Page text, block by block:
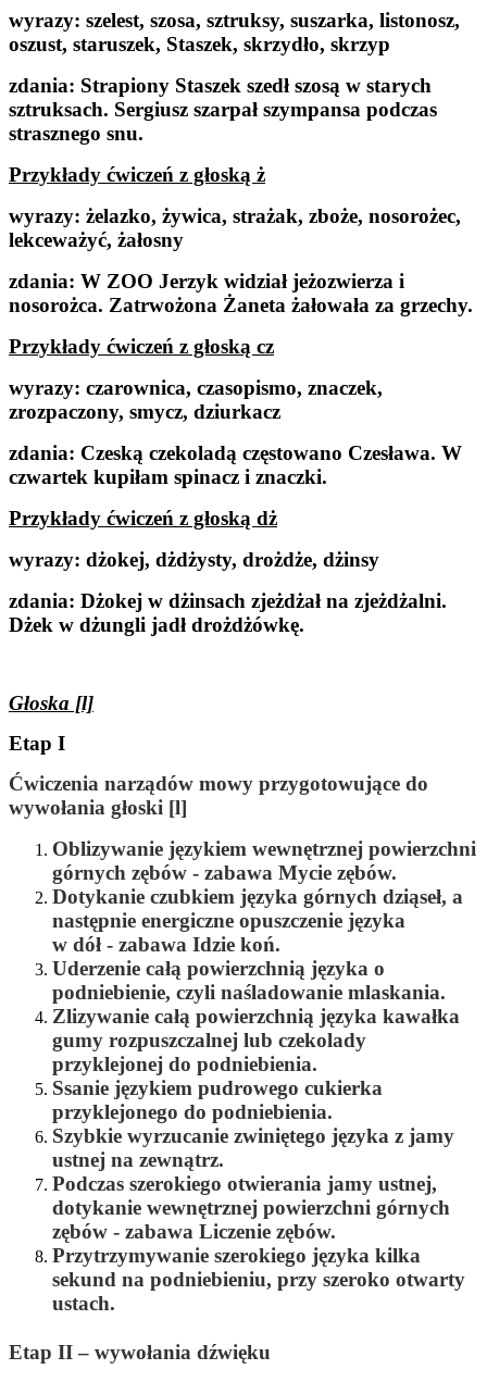
wyrazy: szelest, szosa, sztruksy, suszarka, listonosz,
oszust, staruszek, Staszek, skrzydło, skrzyp
zdania: Strapiony Staszek szedł szosą w starych
sztruksach. Sergiusz szarpał szympansa podczas
strasznego snu.
Przykłady ćwiczeń z głoską ż
wyrazy: żelazko, żywica, strażak, zboże, nosorożec,
lekceważyć, żałosny
zdania: W ZOO Jerzyk widział jeżozwierza i
nosorożca. Zatrwożona Żaneta żałowała za grzechy.
Przykłady ćwiczeń z głoską cz
wyrazy: czarownica, czasopismo, znaczek,
zrozpaczony, smycz, dziurkacz
zdania: Czeską czekoladą częstowano Czesława. W
czwartek kupiłam spinacz i znaczki.
Przykłady ćwiczeń z głoską dż
wyrazy: dżokej, dżdżysty, drożdże, dżinsy
zdania: Dżokej w dżinsach zjeżdżał na zjeżdżalni.
Dżek w dżungli jadł drożdżówkę.
Głoska [l]
Etap I
Ćwiczenia narządów mowy przygotowujące do
wywołania głoski [l]
Oblizywanie językiem wewnętrznej powierzchni
górnych zębów - zabawa Mycie zębów.
Dotykanie czubkiem języka górnych dziąseł, a
następnie energiczne opuszczenie języka
w dół - zabawa Idzie koń.
Uderzenie całą powierzchnią języka o
podniebienie, czyli naśladowanie mlaskania.
Zlizywanie całą powierzchnią języka kawałka
gumy rozpuszczalnej lub czekolady
przyklejonej do podniebienia.
Ssanie językiem pudrowego cukierka
przyklejonego do podniebienia.
Szybkie wyrzucanie zwiniętego języka z jamy
ustnej na zewnątrz.
Podczas szerokiego otwierania jamy ustnej,
dotykanie wewnętrznej powierzchni górnych
zębów - zabawa Liczenie zębów.
Przytrzymywanie szerokiego języka kilka
sekund na podniebieniu, przy szeroko otwarty
ustach.
Etap II – wywołania dźwięku